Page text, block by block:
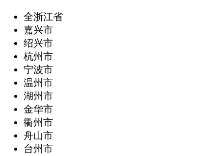
全浙江省
嘉兴市
绍兴市
杭州市
宁波市
温州市
湖州市
金华市
衢州市
舟山市
台州市